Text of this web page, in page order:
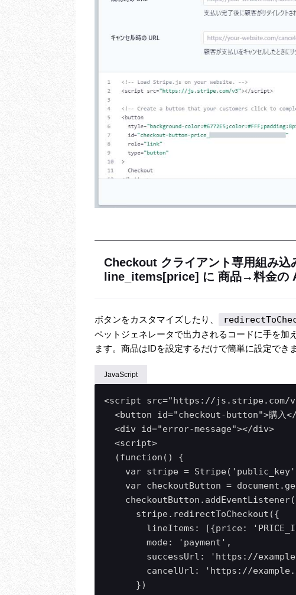
Checkout クライアント専用組み
line_items[price] に 商品→料金の
ボタンをカスタマイズしたり、
ペットジェネレータで出力されるコードに手を加え
ます。商品はIDを設定するだけで簡単に設定できま
JavaScript
<script src="https://js.stripe.com/
<button id="checkout-button">購入
  <div id="error-message"></div>
  <script>
  (function() {
var stripe =
var checkoutButton =
      stripe.redirectToCheckout({
lineItems: [{price:
        mode: 'payment',
successUrl: 'https://
cancelUrl: 'https://
      })